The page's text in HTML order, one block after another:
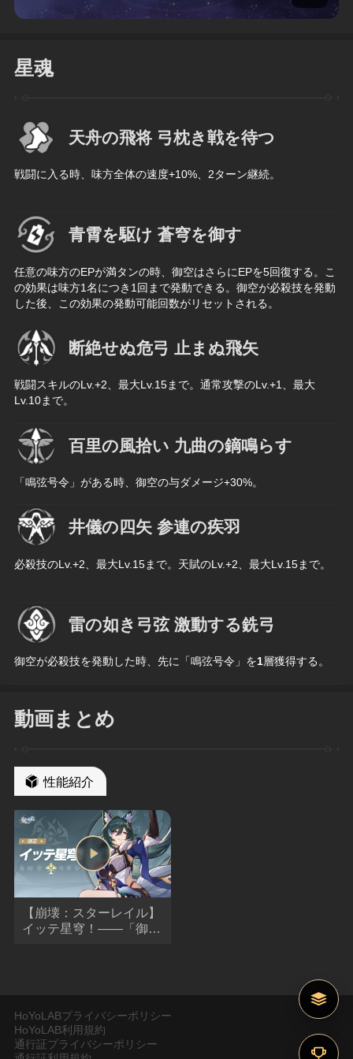
星魂
天舟の飛将 弓枕き戦を待つ
戦闘に入る時、味方全体の速度+10%、2ターン継続。
青霄を駆け 蒼穹を御す
任意の味方のEPが満タンの時、御空はさらにEPを5回復する。こ
の効果は味方1名につき1回まで発動できる。御空が必殺技を発動
した後、この効果の発動可能回数がリセットされる。
断絶せぬ危弓 止まぬ飛矢
戦闘スキルのLv.+2、最大Lv.15まで。通常攻撃のLv.+1、最大
Lv.10まで。
百里の風拾い 九曲の鏑鳴らす
「鳴弦号令」がある時、御空の与ダメージ+30%。
井儀の四矢 参連の疾羽
必殺技のLv.+2、最大Lv.15まで。天賦のLv.+2、最大Lv.15まで。
雷の如き弓弦 激動する銑弓
御空が必殺技を発動した時、先に「鳴弦号令」を1層獲得する。
動画まとめ
性能紹介
【崩壊：スターレイル】
イッテ星穹！——「御
HoYoLABプライバシーポリシー
HoYoLAB利用規約
通行証プライバシーポリシー